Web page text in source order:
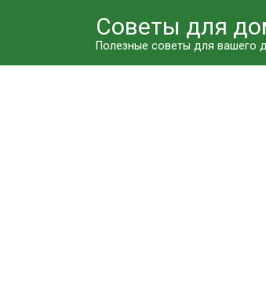
Советы для
Полезные советы для вашего